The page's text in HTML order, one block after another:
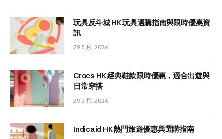
玩具反斗城 HK 玩具選購指南與限時優惠資
訊
29 5 月, 2026
Crocs HK 經典鞋款限時優惠，適合出遊與
日常穿搭
29 5 月, 2026
Indicaid HK 熱門旅遊優惠與選購指南